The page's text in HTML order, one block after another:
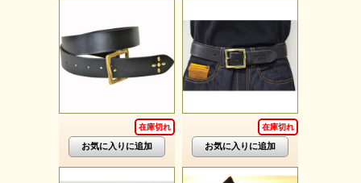
在庫切れ 在庫切れ